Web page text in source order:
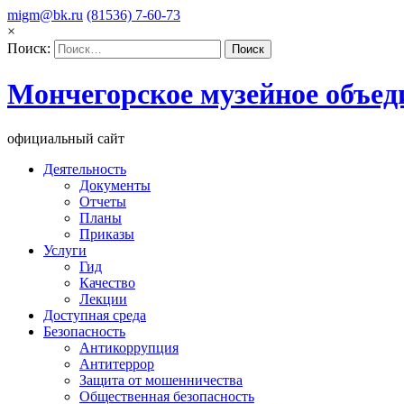
migm@bk.ru (81536) 7-60-73
×
Поиск:
Мончегорское музейное
официальный сайт
Деятельность
Документы
Отчеты
Планы
Приказы
Услуги
Гид
Качество
Лекции
Доступная среда
Безопасность
Антикоррупция
Антитеррор
Защита от мошенничества
Общественная безопасность